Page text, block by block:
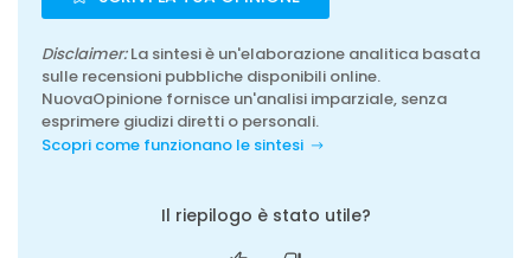
Disclaimer:La sintesi è un'elaborazione analitica basata
sulle recensioni pubbliche disponibili online.
NuovaOpinione fornisce un'analisi imparziale, senza
esprimere giudizi diretti o personali.
Scopri come funzionano le sintesi
Il riepilogo è stato utile?